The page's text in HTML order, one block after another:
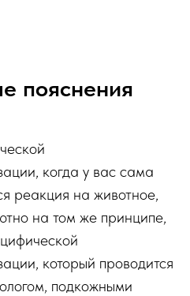
пояснения
когда у вас сама
реакция на животное,
на том же принципе,
который проводится
подкожными